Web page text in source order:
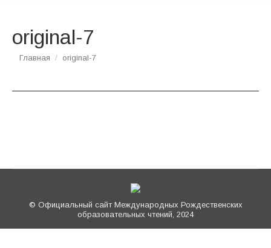
original-7
Вы здесь:
Главная original-7
© Официальный сайт Международных Рождественских
образовательных чтений, 2024